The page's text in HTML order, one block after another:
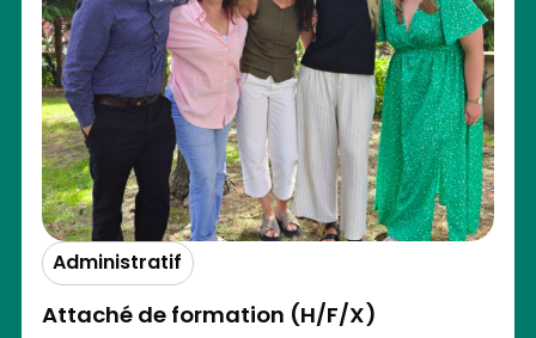
Administratif
Attaché de formation (H/F/X)